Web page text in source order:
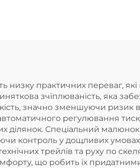
практичних переваг, які
зчіплюваність, яка
значно зменшуючи ризик
регулювання
ділянок. Спеціальний
контроль у дощливих
трейлів та руху по
що робить їх